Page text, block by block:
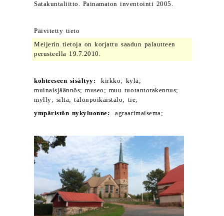
Satakuntaliitto. Painamaton inventointi 2005.
Päivitetty tieto
Meijerin tietoja on korjattu saadun palautteen
perusteella 19.7.2010.
kohteeseen sisältyy: kirkko; kylä;
muinaisjäännös; museo; muu tuotantorakennus;
mylly; silta; talonpoikaistalo; tie;
ympäristön nykyluonne: agraarimaisema;